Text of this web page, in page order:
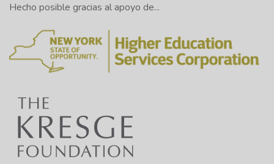
Hecho posible gracias al apoyo de...